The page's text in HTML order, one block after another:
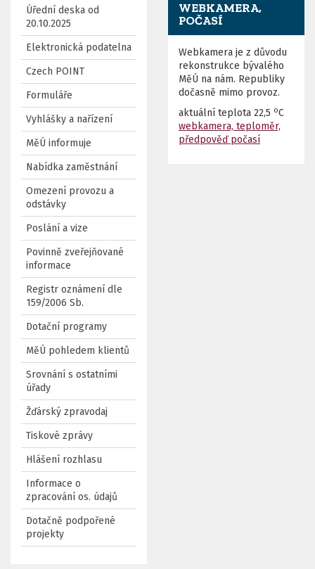
Úřední deska od
20.10.2025
Elektronická podatelna
Czech POINT
Formuláře
Vyhlášky a nařízení
MěÚ informuje
Nabídka zaměstnání
Omezení provozu a
odstávky
Poslání a vize
Povinně zveřejňované
informace
Registr oznámení dle
159/2006 Sb.
Dotační programy
MěÚ pohledem klientů
Srovnání s ostatními
úřady
Žďárský zpravodaj
Tiskové zprávy
Hlášení rozhlasu
Informace o
zpracování os. údajů
Dotačně podpořené
projekty
WEBKAMERA,
POČASÍ
Webkamera je z důvodu
rekonstrukce bývalého
MěÚ na nám. Republiky
dočasně mimo provoz.
aktuální teplota 22,5 oC
webkamera, teploměr,
předpověď počasí